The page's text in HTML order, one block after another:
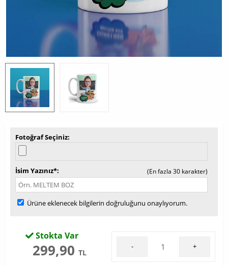
Fotoğraf Seçiniz
İsim Yazınız* (En fazla 30 karakter)
Ürüne eklenecek bilgilerin doğruluğunu onaylıyorum.
Stokta Var
299,90 TL
- +